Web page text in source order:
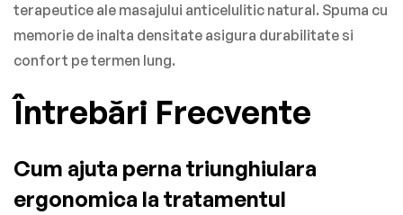
terapeutice ale masajului anticelulitic natural. Spuma cu
memorie de inalta densitate asigura durabilitate si
confort pe termen lung.
Întrebări Frecvente
Cum ajuta perna triunghiulara
ergonomica la tratamentul